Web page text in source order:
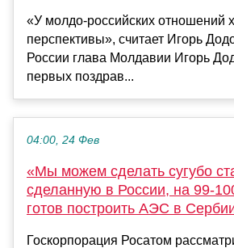
«У молдо-российских отношений
перспективы», считает Игорь
России глава Молдавии Игорь
первых поздрав...
04:00, 24 Фев
«Мы можем сделать сугубо
сделанную в России, на 99-
готов построить АЭС в
Госкорпорация Росатом